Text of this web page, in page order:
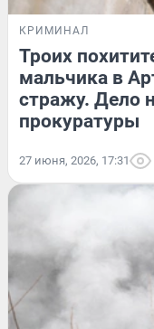
КРИМИНАЛ
Троих
мальчика в
стражу. Дело
прокуратуры
27 июня, 2026, 17:31